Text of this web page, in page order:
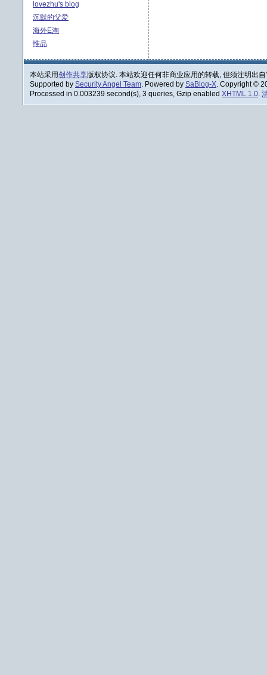
lovezhu's blog
沉默的父爱
海外E淘
惟品
本站采用创作共享版权协议. 本站欢迎任何非商业应用的转载, 但须注明出自
Supported by Security Angel Team. Powered by SaBlog-X. Copyright ©
Processed in 0.003239 second(s), 3 queries, Gzip enabled XHTML 1.0.